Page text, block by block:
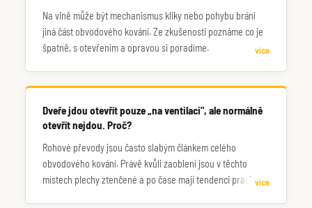
Na vině může být mechanismus kliky nebo pohybu brání
jiná část obvodového kování. Ze zkušenosti poznáme co je
špatně, s otevřením a opravou si poradíme.
více
Dveře jdou otevřít pouze „na ventilaci", ale normálně
otevřít nejdou. Proč?
Rohové převody jsou často slabým článkem celého
obvodového kování. Právě kvůli zaoblení jsou v těchto
místech plechy ztenčené a po čase mají tendenci praskat.více